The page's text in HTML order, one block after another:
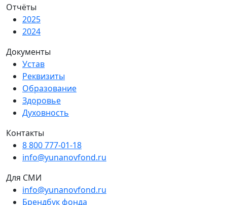
Отчёты
2025
2024
Документы
Устав
Реквизиты
Образование
Здоровье
Духовность
Контакты
8 800 777-01-18
info@yunanovfond.ru
Для СМИ
info@yunanovfond.ru
Брендбук фонда